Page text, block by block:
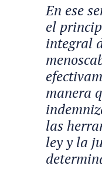
En ese
el
integral
manera
las
ley y la